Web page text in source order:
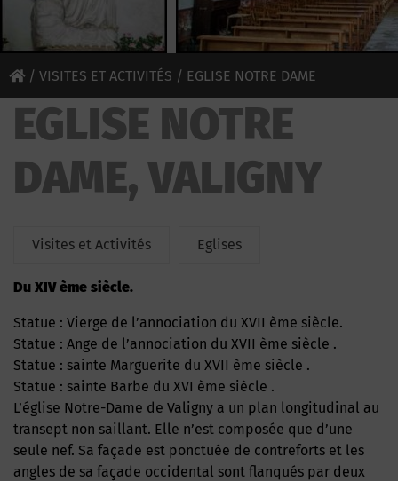
/ VISITES ET ACTIVITÉS / EGLISE NOTRE DAME
EGLISE NOTRE
DAME, VALIGNY
Visites et Activités Eglises
du XIV ème siècle.
Statue : Vierge de l’annociation du XVII ème siècle.
Statue : Ange de l’annociation du XVII ème siècle .
Statue : sainte Marguerite du XVII ème siècle .
Statue : sainte Barbe du XVI ème siècle .
L’église Notre-Dame de Valigny a un plan longitudinal au
transept non saillant. Elle n’est composée que d’une
seule nef. Sa façade est ponctuée de contreforts et les
angles de sa façade occidental sont flanqués par deux